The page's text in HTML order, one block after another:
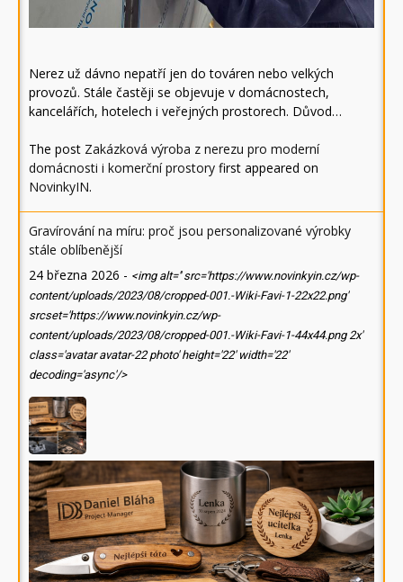
Nerez už dávno nepatří jen do továren nebo velkých
provozů. Stále častěji se objevuje v domácnostech,
kancelářích, hotelech i veřejných prostorech. Důvod…
The post Zakázková výroba z nerezu pro moderní
domácnosti i komerční prostory first appeared on
NovinkyIN.
Gravírování na míru: proč jsou personalizované výrobky
stále oblíbenější
24 března 2026 - <img alt='' src='https://www.novinkyin.cz/wp-
content/uploads/2023/08/cropped-001.-Wiki-Favi-1-22x22.png'
srcset='https://www.novinkyin.cz/wp-
content/uploads/2023/08/cropped-001.-Wiki-Favi-1-44x44.png 2x'
class='avatar avatar-22 photo' height='22' width='22'
decoding='async'/>